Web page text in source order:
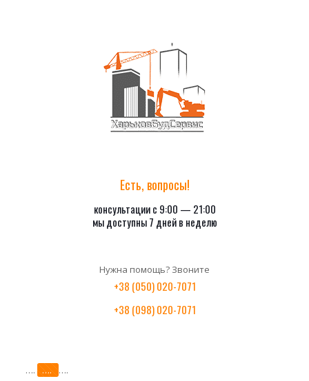
Есть, вопросы!
консультации с 9:00 — 21:00
мы доступны 7 дней в неделю
Нужна помощь? Звоните
+38 (050) 020-7071
+38 (098) 020-7071
…. …. ….